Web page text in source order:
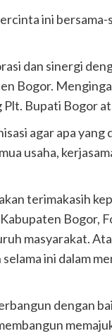
ini bersama-
dan sinergi
Bogor.
Bupati Bogor
agar apa
usaha,
terimakasih
Bogor,
masyarakat.
ini dalam
dengan